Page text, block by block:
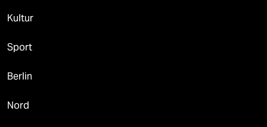
Kultur
Sport
Berlin
Nord